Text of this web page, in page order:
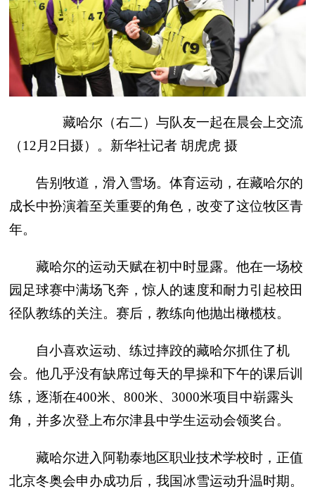
藏哈尔（右二）与队友一起在晨会上交流
（12月2日摄）。新华社记者 胡虎虎 摄
告别牧道，滑入雪场。体育运动，在藏哈尔的
成长中扮演着至关重要的角色，改变了这位牧区青
年。
藏哈尔的运动天赋在初中时显露。他在一场校
园足球赛中满场飞奔，惊人的速度和耐力引起校田
径队教练的关注。赛后，教练向他抛出橄榄枝。
自小喜欢运动、练过摔跤的藏哈尔抓住了机
会。他几乎没有缺席过每天的早操和下午的课后训
练，逐渐在400米、800米、3000米项目中崭露头
角，并多次登上布尔津县中学生运动会领奖台。
藏哈尔进入阿勒泰地区职业技术学校时，正值
北京冬奥会申办成功后，我国冰雪运动升温时期。